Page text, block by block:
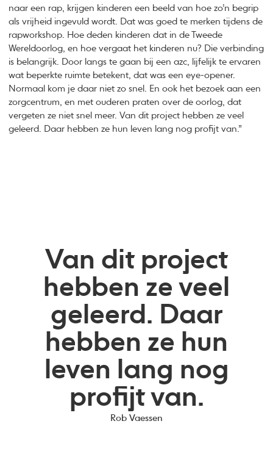
naar een rap, krijgen kinderen een beeld van hoe zo’n begrip
als vrijheid ingevuld wordt. Dat was goed te merken tijdens de
rapworkshop. Hoe deden kinderen dat in de Tweede
Wereldoorlog, en hoe vergaat het kinderen nu? Die verbinding
is belangrijk. Door langs te gaan bij een azc, lijfelijk te ervaren
wat beperkte ruimte betekent, dat was een eye-opener.
Normaal kom je daar niet zo snel. En ook het bezoek aan een
zorgcentrum, en met ouderen praten over de oorlog, dat
vergeten ze niet snel meer. Van dit project hebben ze veel
geleerd. Daar hebben ze hun leven lang nog profijt van.”
Van dit project
hebben ze veel
geleerd. Daar
hebben ze hun
leven lang nog
profijt van.
Rob Vaessen